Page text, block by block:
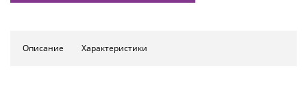
Описание Характеристики